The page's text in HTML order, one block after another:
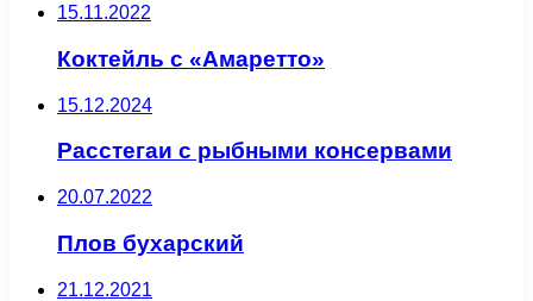
15.11.2022
Коктейль с «Амаретто»
15.12.2024
Расстегаи с рыбными консервами
20.07.2022
Плов бухарский
21.12.2021